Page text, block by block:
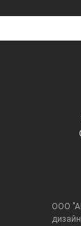
ООО